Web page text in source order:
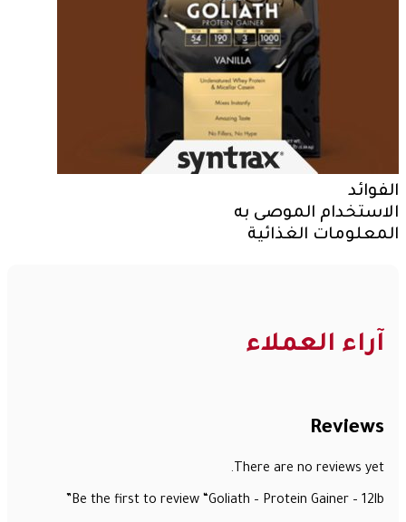
الفوائد
الاستخدام الموصى به
المعلومات الغذائية
آراء العملاء
Reviews
There are no reviews yet.
Be the first to review “Goliath – Protein Gainer – 12lb”